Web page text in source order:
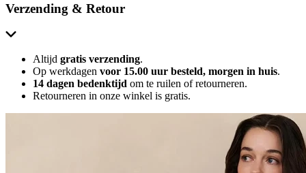
Verzending & Retour
Altijd gratis verzending.
Op werkdagen voor 15.00 uur besteld, morgen in huis.
14 dagen bedenktijd om te ruilen of retourneren.
Retourneren in onze winkel is gratis.